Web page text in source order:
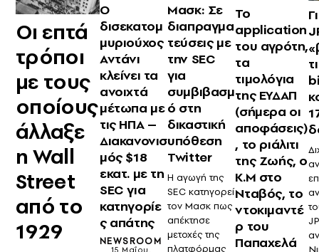
Oι επτά
τρόποι
με τους
οποίους
άλλαξε
η Wall
Street
από το
1929
O
δισεκατομ
μυριούχος
Αντάνι
κλείνει τα
ανοιχτά
μέτωπα με
τις ΗΠΑ –
Διακανονισ
μός $18
εκατ. με τη
SEC για
κατηγορίε
ς απάτης
NEWSROOM
Μασκ: Σε
διαπραγμα
τεύσεις με
την SEC
για
συμβιβασμ
ό στη
δικαστική
υπόθεση
Twitter
Η αγωγή της
SEC κατηγορεί
τον Μασκ πως
απέκτησε
μετοχές της
πλατφόρμας
Το
application
του αγρότη,
τα
τιμολόγια
της ΕΥΔΑΠ
(σήμερα οι
αποφάσεις)
, το ριάλιτι
της Ζωής, ο
Κ.Μ στο
Νταβός, το
ντοκιμαντέ
ρ του
Παπαχελά